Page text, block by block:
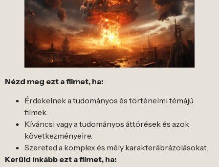
Nézd meg ezt a filmet, ha:
Érdekelnek a tudományos és történelmi témájú
filmek.
Kíváncsi vagy a tudományos áttörések és azok
következményeire.
Szereted a komplex és mély karakterábrázolásokat.
Kerüld inkább ezt a filmet, ha: